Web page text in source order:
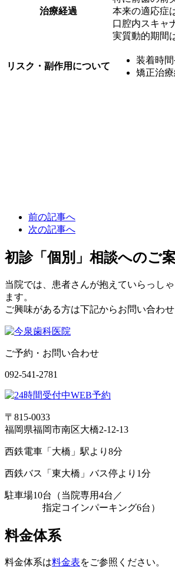
治療経過
本来の適応症
口腔内スキャ
実質動的期間
リスク・副作用について
装着時
矯正治
前の記事へ
次の記事へ
初診「個別」相談へのご
当院では、患者さんが抱えていらっし
ます。
ご興味がある方は下記からお問い合わせ
ご予約・お問い合わせ
092-541-2781
〒815-0033
福岡県福岡市南区大橋2-12-13
西鉄電車「大橋」駅より8分
西鉄バス「東大橋」バス停より1分
駐車場10台（当院専用4台／
指定コインパーキング6台）
料金体系
料金体系は料金表をご参照ください。